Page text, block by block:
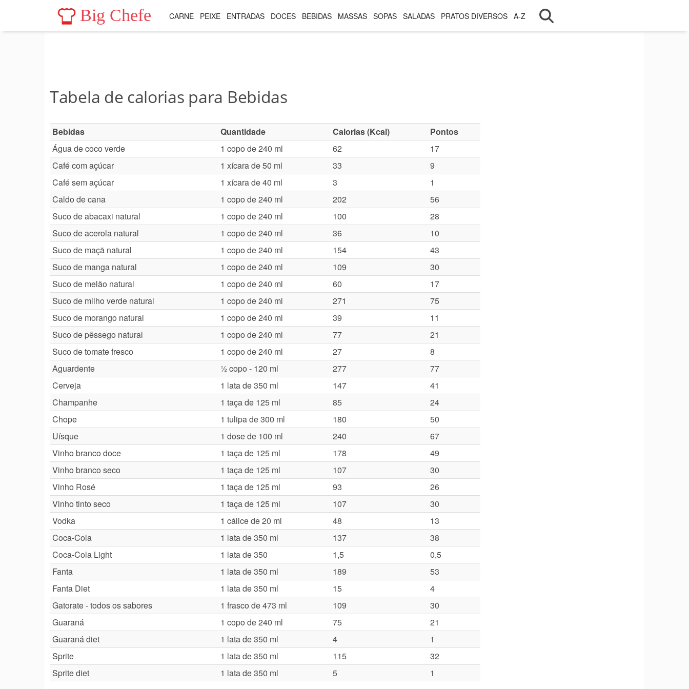
Big Chefe CARNE PEIXE ENTRADAS DOCES BEBIDAS MASSAS SOPAS SALADAS PRATOS DIVERSOS A-Z
Tabela de calorias para Bebidas
Bebidas Quantidade Calorias (Kcal)
Pontos
Água de coco verde
1 copo de 240 ml 62
17
Café com açúcar
1 xícara de 50 ml 33
9
Café sem açúcar
1 xícara de 40 ml 3
1
Caldo de cana
1 copo de 240 ml 202
56
Suco de abacaxi natural
1 copo de 240 ml 100
28
Suco de acerola natural
1 copo de 240 ml 36
10
Suco de maçã natural
1 copo de 240 ml 154
43
Suco de manga natural
1 copo de 240 ml 109
30
Suco de melão natural
1 copo de 240 ml 60
17
Suco de milho verde natural
1 copo de 240 ml 271
75
Suco de morango natural
1 copo de 240 ml 39
11
Suco de pêssego natural
1 copo de 240 ml 77
21
Suco de tomate fresco
1 copo de 240 ml 27
8
Aguardente
½ copo - 120 ml 277
77
Cerveja
1 lata de 350 ml 147
41
Champanhe
1 taça de 125 ml 85
24
Chope
1 tulipa de 300 ml 180
50
Uísque
1 dose de 100 ml 240
67
Vinho branco doce
1 taça de 125 ml 178
49
Vinho branco seco
1 taça de 125 ml 107
30
Vinho Rosé
1 taça de 125 ml 93
26
Vinho tinto seco
1 taça de 125 ml 107
30
Vodka
1 cálice de 20 ml 48
13
Coca-Cola
1 lata de 350 ml 137
38
Coca-Cola Light
1 lata de 350 1,5
0,5
Fanta
1 lata de 350 ml 189
53
Fanta Diet
1 lata de 350 ml 15
4
Gatorate - todos os sabores
1 frasco de 473 ml 109
30
Guaraná
1 copo de 240 ml 75
21
Guaraná diet
1 lata de 350 ml 4
1
Sprite
1 lata de 350 ml 115
32
Sprite diet
1 lata de 350 ml 5 1